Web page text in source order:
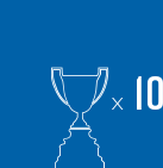
x 10